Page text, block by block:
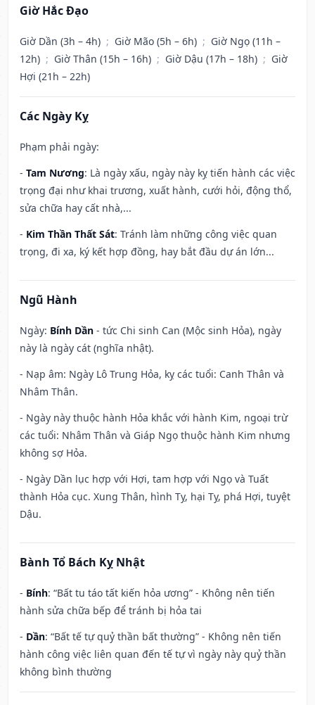
Giờ Hắc Đạo
Giờ Dần (3h – 4h) ; Giờ Mão (5h – 6h) ; Giờ Ngọ (11h –
12h) ; Giờ Thân (15h – 16h) ; Giờ Dậu (17h – 18h) ; Giờ
Hợi (21h – 22h)
Các Ngày Kỵ
Phạm phải ngày:
- Tam Nương: Là ngày xấu, ngày này kỵ tiến hành các việc
trọng đại như khai trương, xuất hành, cưới hỏi, động thổ,
sửa chữa hay cất nhà,...
- Kim Thần Thất Sát: Tránh làm những công việc quan
trọng, đi xa, ký kết hợp đồng, hay bắt đầu dự án lớn...
Ngũ Hành
Ngày: Bính Dần - tức Chi sinh Can (Mộc sinh Hỏa), ngày
này là ngày cát (nghĩa nhật).
- Nạp âm: Ngày Lô Trung Hỏa, kỵ các tuổi: Canh Thân và
Nhâm Thân.
- Ngày này thuộc hành Hỏa khắc với hành Kim, ngoại trừ
các tuổi: Nhâm Thân và Giáp Ngọ thuộc hành Kim nhưng
không sợ Hỏa.
- Ngày Dần lục hợp với Hợi, tam hợp với Ngọ và Tuất
thành Hỏa cục. Xung Thân, hình Tỵ, hại Tỵ, phá Hợi, tuyệt
Dậu.
Bành Tổ Bách Kỵ Nhật
- Bính: “Bất tu táo tất kiến hỏa ương” - Không nên tiến
hành sửa chữa bếp để tránh bị hỏa tai
- Dần: “Bất tế tự quỷ thần bất thường” - Không nên tiến
hành công việc liên quan đến tế tự vì ngày này quỷ thần
không bình thường